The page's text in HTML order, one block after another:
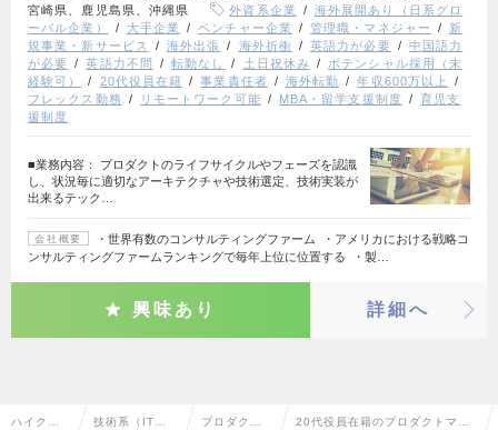
宮崎県、鹿児島県、沖縄県
外資系企業
海外展開あり（日系グロ
ーバル企業）
大手企業 ベンチャー企業 管理職・マネジャー
新
規事業・新サービス
海外出張 海外折衝 英語力が必要
中国語力
が必要
英語力不問 転勤なし 土日祝休み
ポテンシャル採用（未
経験可）
20代役員在籍 事業責任者 海外転勤
年収600万以上
フレックス勤務
リモートワーク可能 MBA・留学支援制度
育児支
援制度
■業務内容： プロダクトのライフサイクルやフェーズを認識
し、状況毎に適切なアーキテクチャや技術選定、技術実装が
出来るテック…
会社概要
・世界有数のコンサルティングファーム ・アメリカにおける戦略コ
ンサルティングファームランキングで毎年上位に位置する ・製…
興味あり 詳細へ
ハイクラ 技術系（IT・W プロダクト 20代役員在籍のプロダクトマネ